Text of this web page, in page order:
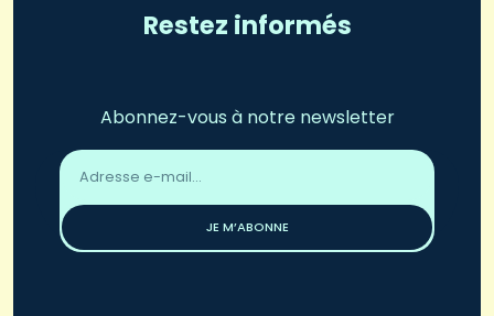
Restez informés
Abonnez-vous à notre newsletter
Adresse
email
JE M’ABONNE